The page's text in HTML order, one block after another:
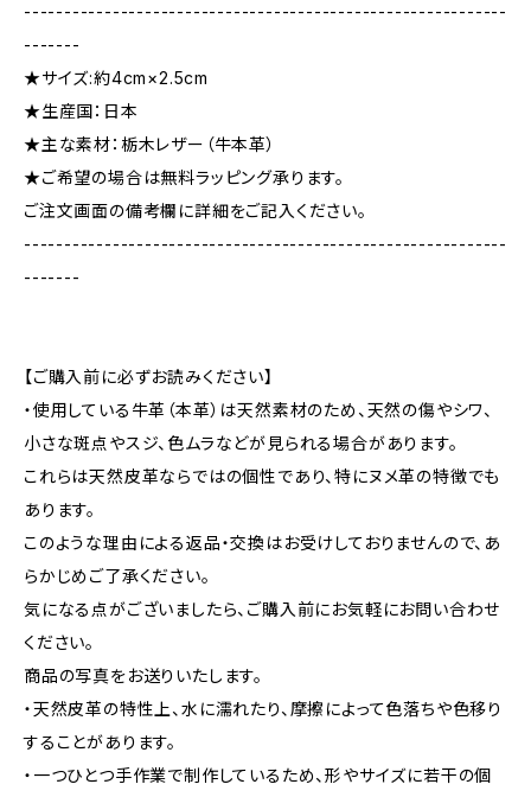
------------------------------------------------------------
-------
★サイズ:約4cm×2.5cm
★生産国：日本
★主な素材：栃木レザー（牛本革）
★ご希望の場合は無料ラッピング承ります。
ご注文画面の備考欄に詳細をご記入ください。
------------------------------------------------------------
-------
【ご購入前に必ずお読みください】
・使用している牛革（本革）は天然素材のため、天然の傷やシワ、
小さな斑点やスジ、色ムラなどが見られる場合があります。
これらは天然皮革ならではの個性であり、特にヌメ革の特徴でも
あります。
このような理由による返品・交換はお受けしておりませんので、あ
らかじめご了承ください。
気になる点がございましたら、ご購入前にお気軽にお問い合わせ
ください。
商品の写真をお送りいたします。
・天然皮革の特性上、水に濡れたり、摩擦によって色落ちや色移り
することがあります。
・一つひとつ手作業で制作しているため、形やサイズに若干の個